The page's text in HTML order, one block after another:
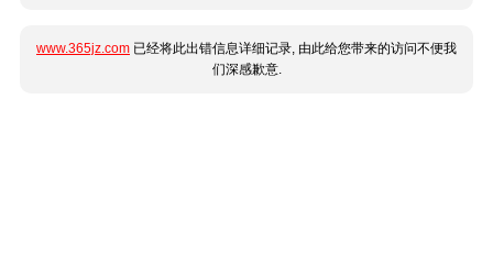
www.365jz.com 已经将此出错信息详细记录, 由此给您带来的访问不便我
们深感歉意.